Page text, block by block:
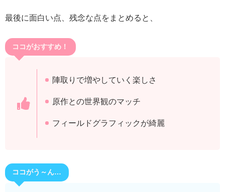
最後に面白い点、残念な点をまとめると、
ココがおすすめ！
陣取りで増やしていく楽しさ
原作との世界観のマッチ
フィールドグラフィックが綺麗
ココがう～ん…